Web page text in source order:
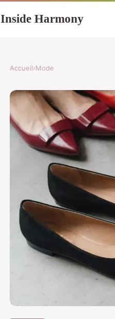
Inside Harmony
Accueil›Mode